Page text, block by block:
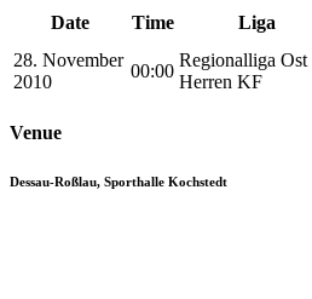
Date Time Liga
28. November
2010
00:00
Regionalliga Ost
Herren KF
Venue
Dessau-Roßlau, Sporthalle Kochstedt